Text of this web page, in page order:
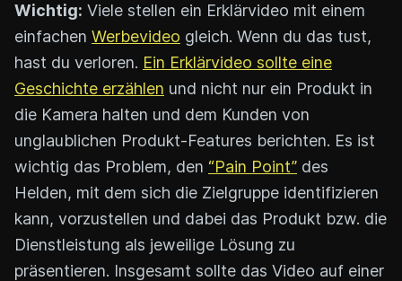
Wichtig: Viele stellen ein Erklärvideo mit einem
einfachen Werbevideo gleich. Wenn du das tust,
hast du verloren. Ein Erklärvideo sollte eine
Geschichte erzählen und nicht nur ein Produkt in
die Kamera halten und dem Kunden von
unglaublichen Produkt-Features berichten. Es ist
wichtig das Problem, den “Pain Point” des
Helden, mit dem sich die Zielgruppe identifizieren
kann, vorzustellen und dabei das Produkt bzw. die
Dienstleistung als jeweilige Lösung zu
präsentieren. Insgesamt sollte das Video auf einer